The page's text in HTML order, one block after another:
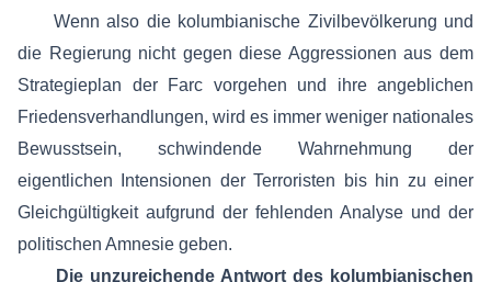
Wenn also die kolumbianische Zivilbevölkerung und
die Regierung nicht gegen diese Aggressionen aus dem
Strategieplan der Farc vorgehen und ihre angeblichen
Friedensverhandlungen, wird es immer weniger nationales
Bewusstsein, schwindende Wahrnehmung der
eigentlichen Intensionen der Terroristen bis hin zu einer
Gleichgültigkeit aufgrund der fehlenden Analyse und der
politischen Amnesie geben.
Die unzureichende Antwort des kolumbianischen